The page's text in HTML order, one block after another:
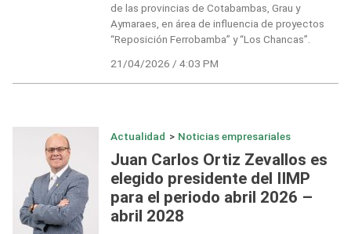
de las provincias de Cotabambas, Grau y
Aymaraes, en área de influencia de proyectos
“Reposición Ferrobamba” y “Los Chancas”.
21/04/2026 / 4:03 PM
Actualidad > Noticias empresariales
Juan Carlos Ortiz Zevallos es
elegido presidente del IIMP
para el periodo abril 2026 –
abril 2028